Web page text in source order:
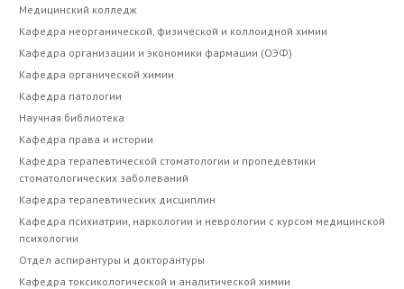
Медицинский колледж
Кафедра неорганической, физической и коллоидной химии
Кафедра организации и экономики фармации (ОЭФ)
Кафедра органической химии
Кафедра патологии
Научная библиотека
Кафедра права и истории
Кафедра терапевтической стоматологии и пропедевтики
стоматологических заболеваний
Кафедра терапевтических дисциплин
Кафедра психиатрии, наркологии и неврологии с курсом медицинской
психологии
Отдел аспирантуры и докторантуры
Кафедра токсикологической и аналитической химии